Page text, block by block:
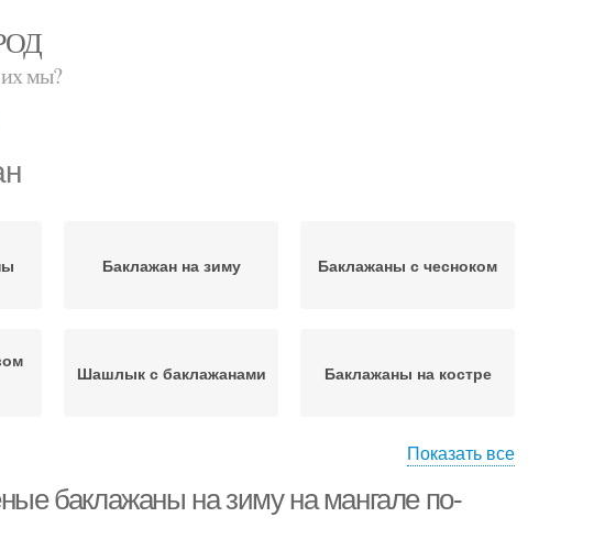
мы?
Баклажан на зиму Баклажаны с чесноком
Шашлык с баклажанами Баклажаны на костре
Показать все
баклажаны на зиму на мангале по-